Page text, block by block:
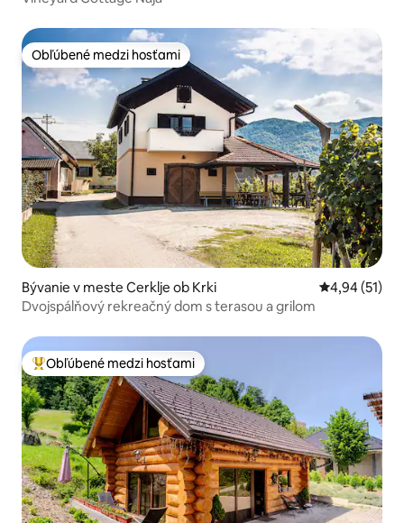
Obľúbené medzi hosťami
Obľúbené medzi hosťami
Bývanie v meste Cerklje ob Krki Priemerné
4,94 (51)
Dvojspálňový rekreačný dom s terasou a grilom
Najobľúbenejšie medzi hosťami
Obľúbené medzi hosťami